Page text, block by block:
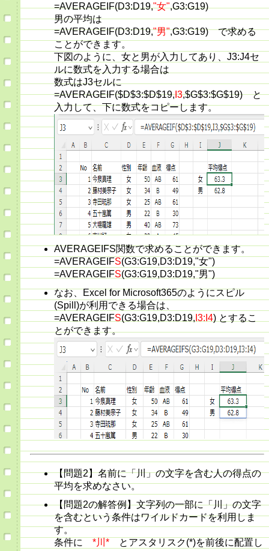
=AVERAGEIF(D3:D19,"女",G3:G19)
男の平均は
=AVERAGEIF(D3:D19,"男",G3:G19) で求める
ことができます。
下図のように、女と男が入力してあり、J3:J4セ
ルに数式を入力する場合は
数式はJ3セルに
=AVERAGEIF($D$3:$D$19,I3,$G$3:$G$19) と
入力して、下に数式をコピーします。
AVERAGEIFS関数で求めることができます。
=AVERAGEIFS(G3:G19,D3:D19,"女")
=AVERAGEIFS(G3:G19,D3:D19,"男")
なお、Excel for Microsoft365のようにスピル
(Spill)が利用できる場合は、
=AVERAGEIFS(G3:G19,D3:D19, I3:I4) とするこ
とができます。
【問題2】名前に「川」の文字を含む人の得点の
平均を求めなさい。
【問題2の解答例】文字列の一部に「川」の文字
を含むという条件はワイルドカードを利用しま
す。
条件に *川* とアスタリスク(*)を前後に配置し